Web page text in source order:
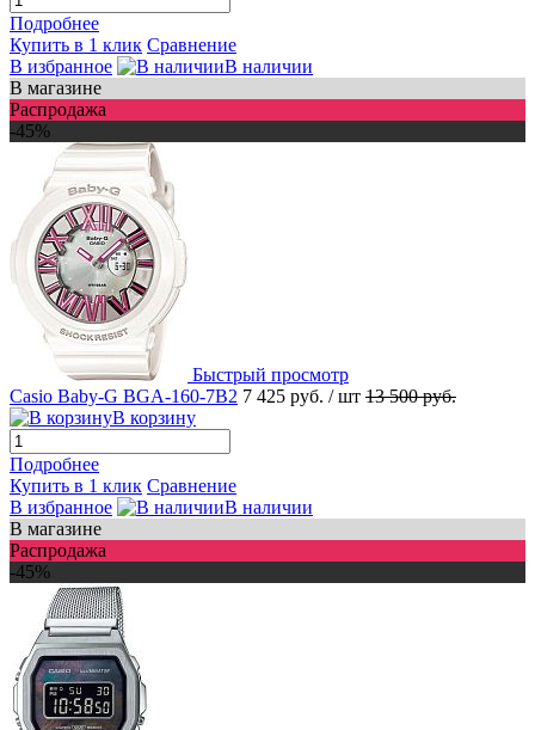
Подробнее
Купить в 1 клик Сравнение
В избранное
В наличии
В магазине
Распродажа
-45%
Быстрый просмотр
Casio Baby-G BGA-160-7B2 7 425 руб. / шт 13 500 руб.
В корзину
Подробнее
Купить в 1 клик Сравнение
В избранное
В наличии
В магазине
Распродажа
-45%